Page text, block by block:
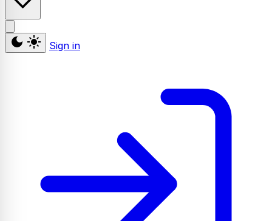
Sign in